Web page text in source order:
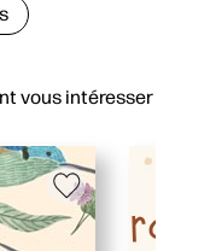
vous intéresser